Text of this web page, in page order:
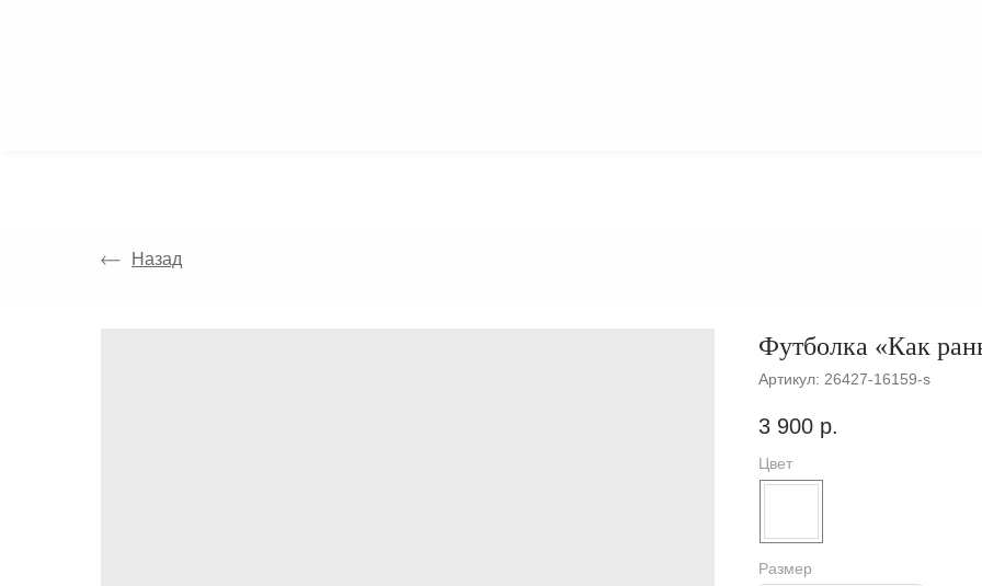
Назад
Футболка «Как
Артикул: 26427-16159-s
3 900 р.
Цвет
Размер